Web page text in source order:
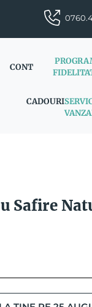
CONT
CADOURI
Safire